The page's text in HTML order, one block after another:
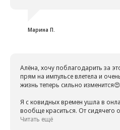
молодость, красотку и
Я увидела классный результат
уходовые средства, поменяла
Я очень довольна своим
Марина П.
Алёна, хочу поблагодарить за
прям на импульсе влетела и
жизнь теперь сильно изменится😍
Я с ковидных времен ушла в
вообще краситься. От сидячего
раз подходящий- прям начались
Читать ещё